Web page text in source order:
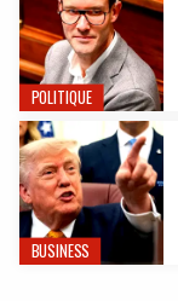
POLITIQUE
BUSINESS